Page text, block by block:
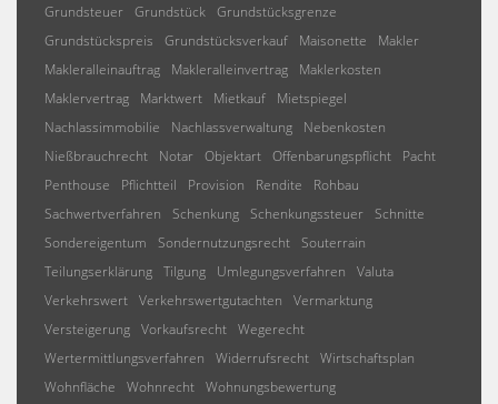
Grundsteuer Grundstück Grundstücksgrenze
Grundstückspreis
Grundstücksverkauf Maisonette
Makler
Makleralleinauftrag
Makleralleinvertrag
Maklerkosten
Maklervertrag
Marktwert Mietkauf
Mietspiegel
Nachlassimmobilie
Nachlassverwaltung
Nebenkosten
Nießbrauchrecht
Notar Objektart Offenbarungspflicht
Pacht
Penthouse
Pflichtteil Provision Rendite
Rohbau
Sachwertverfahren
Schenkung Schenkungssteuer
Schnitte
Sondereigentum
Sondernutzungsrecht
Souterrain
Teilungserklärung Tilgung Umlegungsverfahren
Valuta
Verkehrswert Verkehrswertgutachten
Vermarktung
Versteigerung Vorkaufsrecht Wegerecht
Wertermittlungsverfahren
Widerrufsrecht Wirtschaftsplan
Wohnfläche
Wohnrecht Wohnungsbewertung